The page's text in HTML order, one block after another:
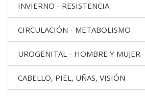
INVIERNO - RESISTENCIA
CIRCULACIÓN - METABOLISMO
UROGENITAL - HOMBRE Y MUJER
CABELLO, PIEL, UÑAS, VISIÓN